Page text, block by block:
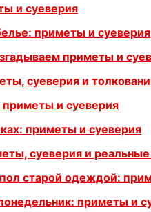
и суеверия
приметы и суеверия
приметы и
суеверия и
приметы и суеверия
приметы и суеверия
суеверия и
старой одеждой:
приметы и